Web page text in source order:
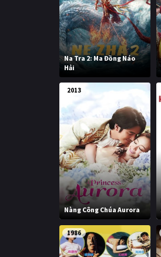
Na Tra 2: Ma Đồng Náo
Hải
2013
Nàng Công Chúa Aurora
1986